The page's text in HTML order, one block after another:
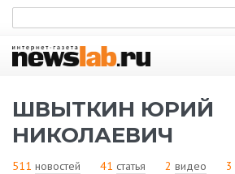
ШВЫТКИН ЮРИЙ
НИКОЛАЕВИЧ
511 новостей 41 статья 2 видео 3